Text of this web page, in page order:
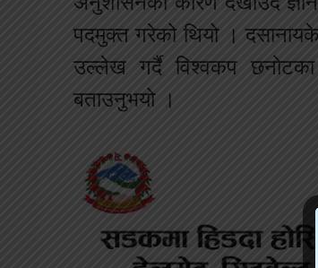
पदमुक्त गरेको थियो ।
उल्लेख गर्दै विश्वकप छनोटका
बताउनुभयो ।